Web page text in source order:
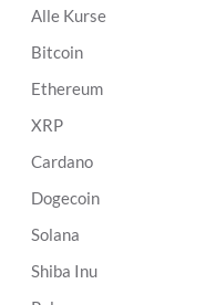
Alle Kurse
Bitcoin
Ethereum
XRP
Cardano
Dogecoin
Solana
Shiba Inu